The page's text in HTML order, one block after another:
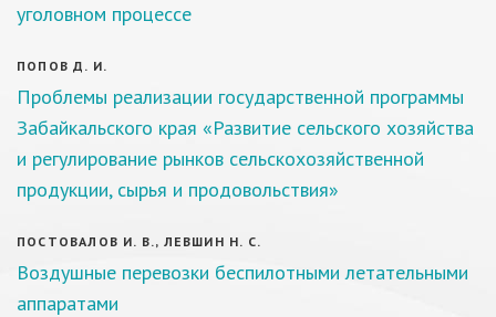
уголовном процессе
ПОПОВ Д. И.
Проблемы реализации государственной программы
Забайкальского края «Развитие сельского хозяйства
и регулирование рынков сельскохозяйственной
продукции, сырья и продовольствия»
ПОСТОВАЛОВ И. В., ЛЕВШИН Н. С.
Воздушные перевозки беспилотными летательными
аппаратами